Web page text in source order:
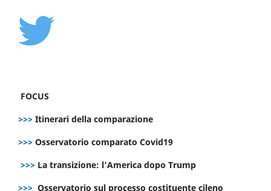
FOCUS
>>> Itinerari della comparazione
>>> Osservatorio comparato Covid19
>>> La transizione: l’America dopo Trump
>>> Osservatorio sul processo costituente cileno